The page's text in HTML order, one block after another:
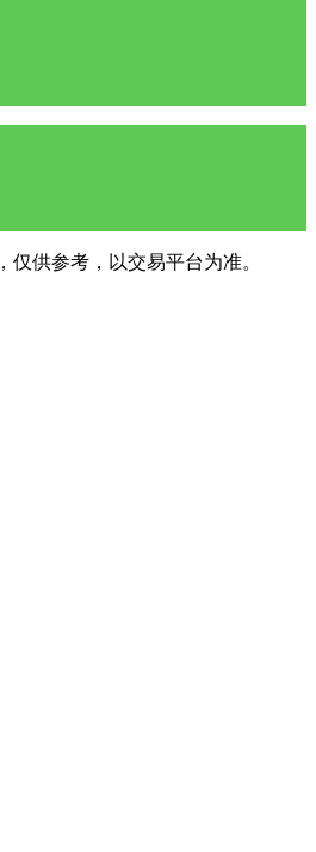
仅供参考，以交易平台为准。